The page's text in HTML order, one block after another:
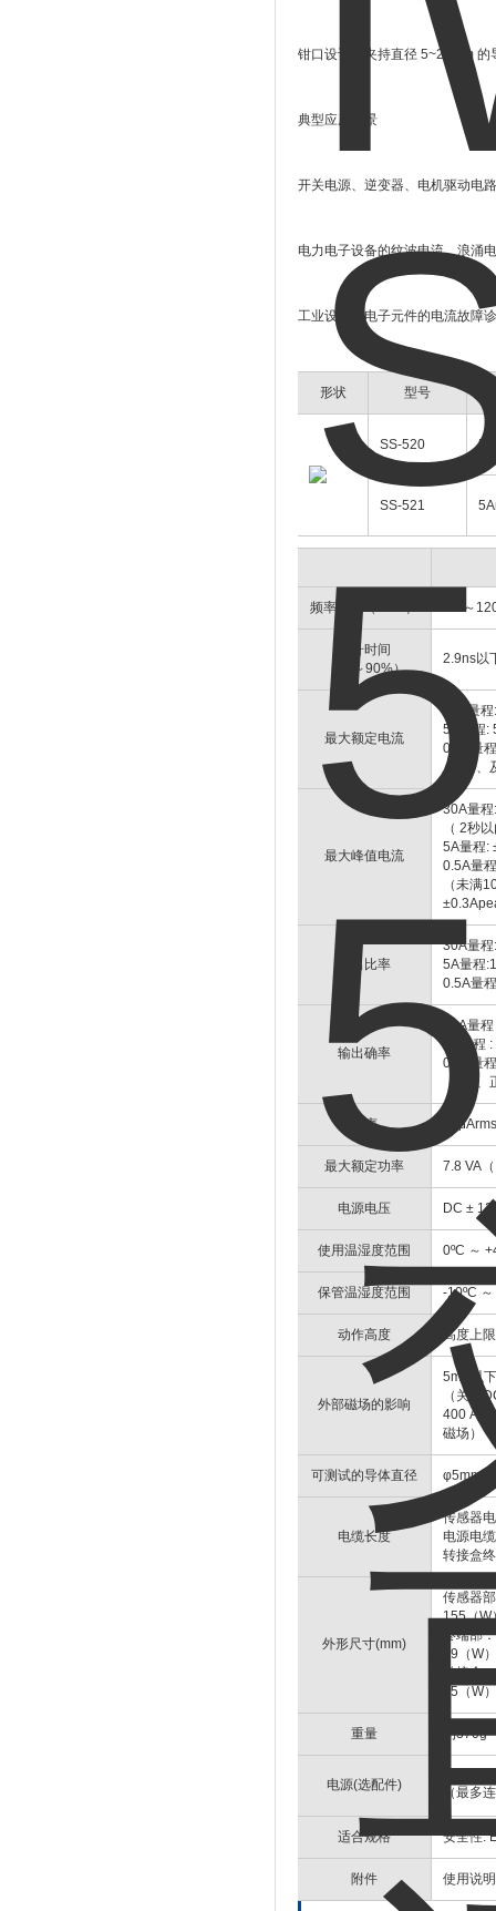
钳口设计可夹持直径 5~20mm 的
典型应用场景
开关电源、逆变器、电机驱动电
电力电子设备的纹波电流、浪涌
工业设备、电子元件的电流故障
形状 型号
SS-520
SS-521
频率带宽（-3dB） DC～
上升时间
（10～90%）
2.9ns以
最大额定电流
30A量
5A量程:
0.5A量
（DC、
最大峰值电流
30A量
（ 2秒
5A量程:
0.5A量
（未满
输出比率
30A量程
5A量程
0.5A量
输出确率
30A量
5A量程
0.5A量
（DC
噪声
最大额定功率 7.8 VA
电源电压 DC ±
使用温湿度范围 0ºC ～
保管温湿度范围 -10ºC
动作高度 高度上
外部磁场的影响
5mA以下
（关于
400 A/m
磁场）
可测试的导体直径 φ5mm
电缆长度
传感器
电源电
转接盒
外形尺寸(mm)
传感器
155（W
终端部：
29（W
转接盒：
45（W
重量 约370g
电源(选配件)
（最多
适合规格 安全性:
附件 使用说